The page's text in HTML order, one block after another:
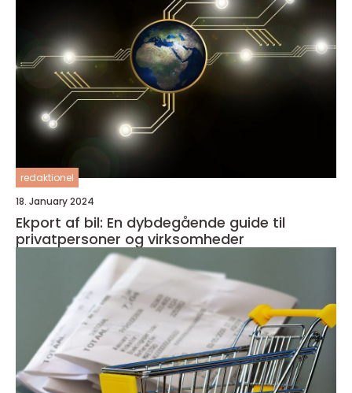
redaktionel
18. January 2024
Ekport af bil: En dybdegående guide til
privatpersoner og virksomheder